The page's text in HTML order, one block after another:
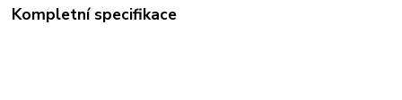
Kompletní specifikace